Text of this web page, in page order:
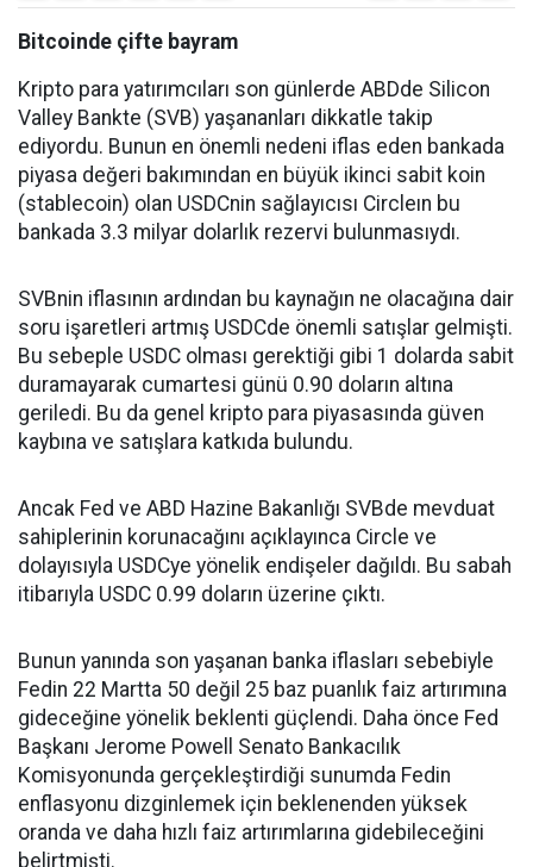
Bitcoinde çifte bayram
Kripto para yatırımcıları son günlerde ABDde Silicon
Valley Bankte (SVB) yaşananları dikkatle takip
ediyordu. Bunun en önemli nedeni iflas eden bankada
piyasa değeri bakımından en büyük ikinci sabit koin
(stablecoin) olan USDCnin sağlayıcısı Circleın bu
bankada 3.3 milyar dolarlık rezervi bulunmasıydı.
SVBnin iflasının ardından bu kaynağın ne olacağına dair
soru işaretleri artmış USDCde önemli satışlar gelmişti.
Bu sebeple USDC olması gerektiği gibi 1 dolarda sabit
duramayarak cumartesi günü 0.90 doların altına
geriledi. Bu da genel kripto para piyasasında güven
kaybına ve satışlara katkıda bulundu.
Ancak Fed ve ABD Hazine Bakanlığı SVBde mevduat
sahiplerinin korunacağını açıklayınca Circle ve
dolayısıyla USDCye yönelik endişeler dağıldı. Bu sabah
itibarıyla USDC 0.99 doların üzerine çıktı.
Bunun yanında son yaşanan banka iflasları sebebiyle
Fedin 22 Martta 50 değil 25 baz puanlık faiz artırımına
gideceğine yönelik beklenti güçlendi. Daha önce Fed
Başkanı Jerome Powell Senato Bankacılık
Komisyonunda gerçekleştirdiği sunumda Fedin
enflasyonu dizginlemek için beklenenden yüksek
oranda ve daha hızlı faiz artırımlarına gidebileceğini
belirtmişti.